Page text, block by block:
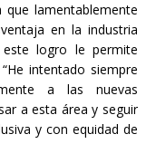
lamentablemente
en la industria
logro le permite
intentado siempre
a las nuevas
a esta área y seguir
y con equidad de